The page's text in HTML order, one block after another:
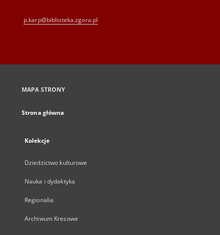
p.karp@biblioteka.zgora.pl
MAPA STRONY
Strona główna
Kolekcje
Dziedzictwo kulturowe
Nauka i dydaktyka
Regionalia
Archiwum Kresowe